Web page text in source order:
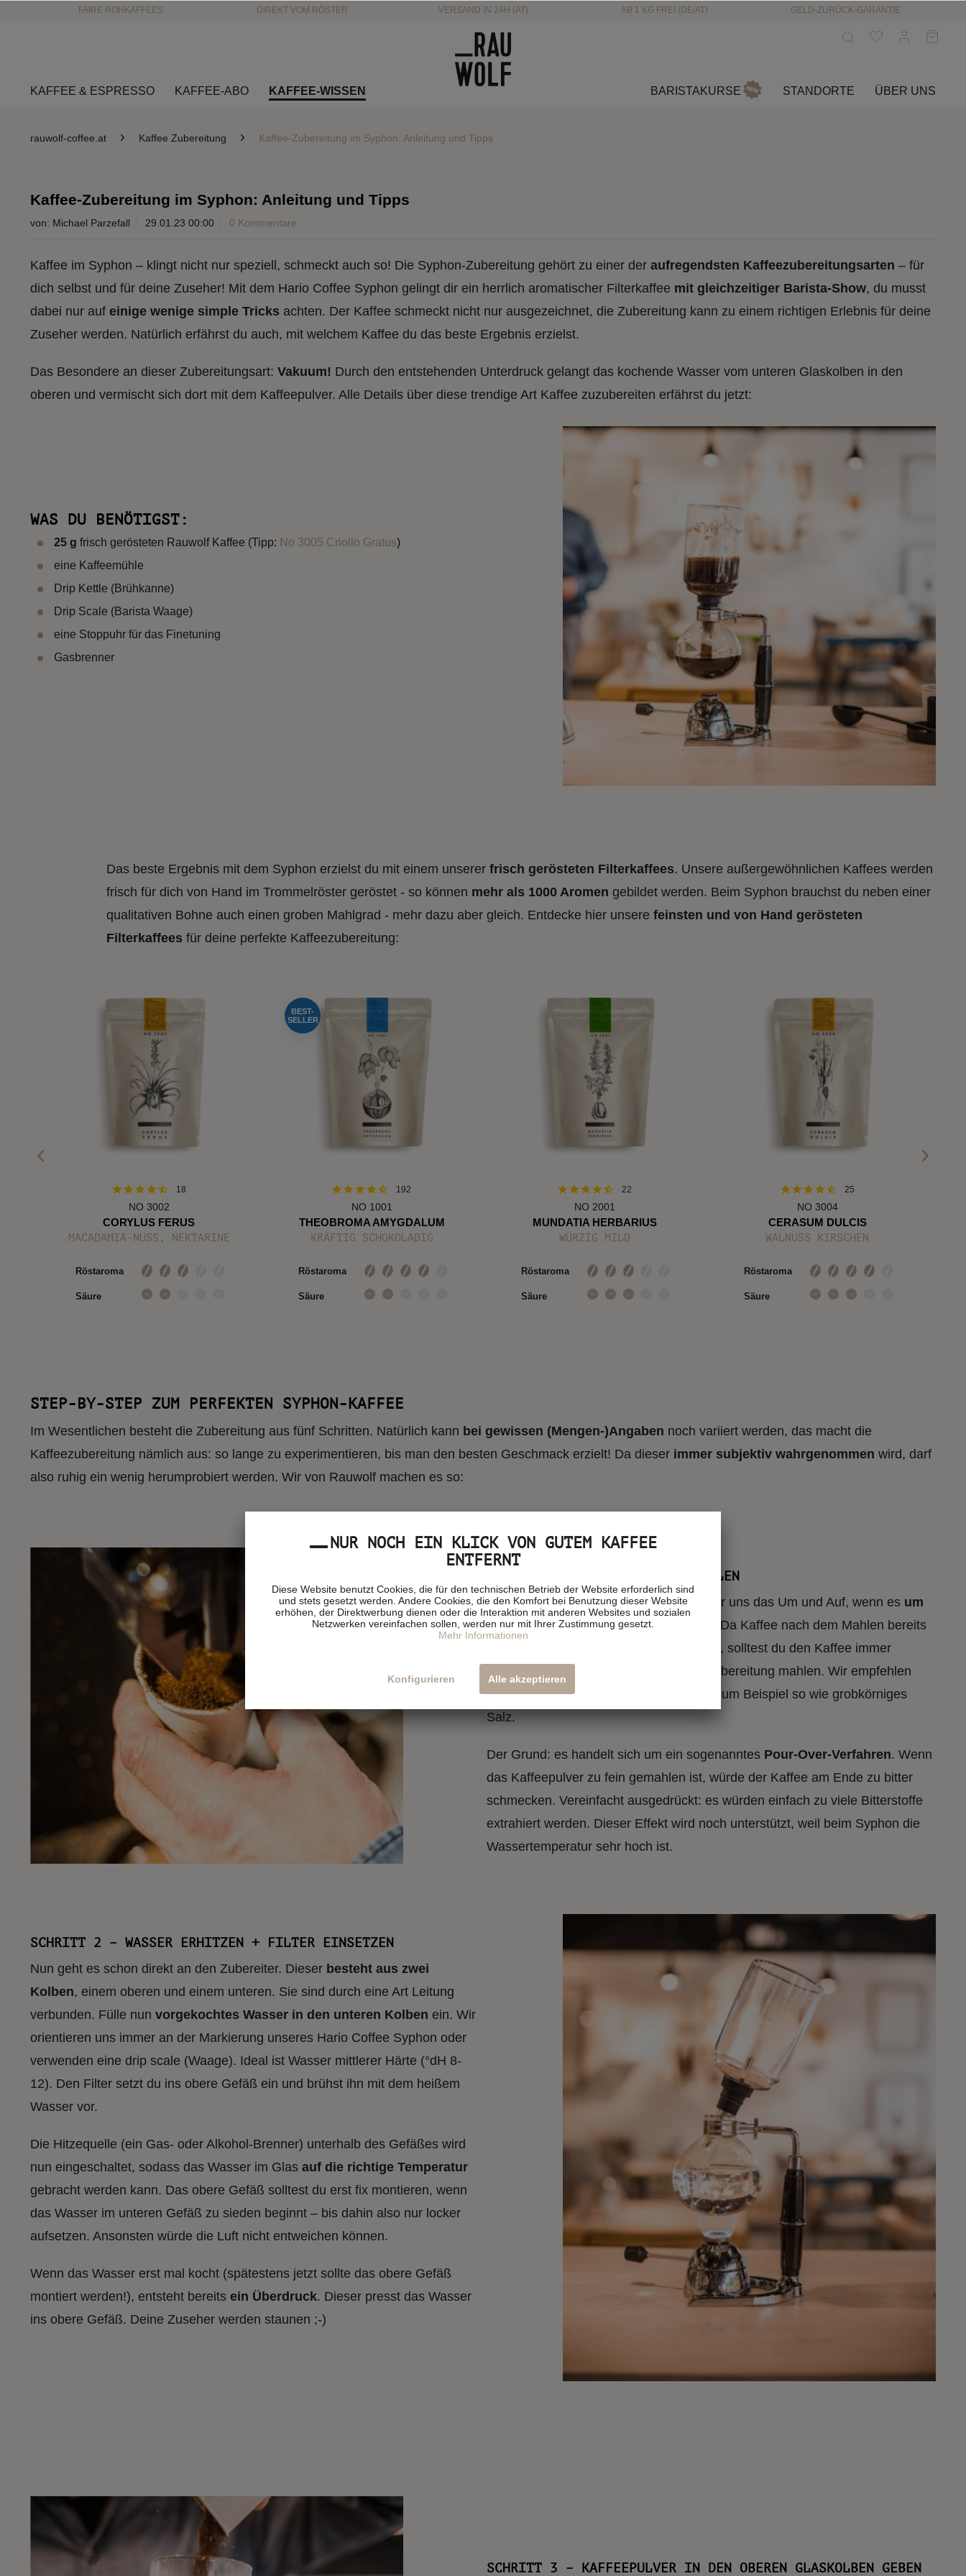
FAIRE ROHKAFFEES DIREKT VOM RÖSTER VERSAND IN 24H (AT) AB 1 KG FREI (DE/AT) GELD-ZURÜCK-GARANTIE
KAFFEE & ESPRESSO KAFFEE-ABO KAFFEE-WISSEN BARISTAKURSE STANDORTE ÜBER UNS
rauwolf-coffee.at Kaffee Zubereitung Kaffee-Zubereitung im Syphon: Anleitung und Tipps
Kaffee-Zubereitung im Syphon: Anleitung und Tipps
von: Michael Parzefall 29.01.23 00:00 0 Kommentare
Kaffee im Syphon – klingt nicht nur speziell, schmeckt auch so! Die Syphon-Zubereitung gehört zu einer der aufregendsten Kaffeezubereitungsarten – für
dich selbst und für deine Zuseher! Mit dem Hario Coffee Syphon gelingt dir ein herrlich aromatischer Filterkaffee mit gleichzeitiger Barista-Show, du musst
dabei nur auf einige wenige simple Tricks achten. Der Kaffee schmeckt nicht nur ausgezeichnet, die Zubereitung kann zu einem richtigen Erlebnis für deine
Zuseher werden. Natürlich erfährst du auch, mit welchem Kaffee du das beste Ergebnis erzielst.
Das Besondere an dieser Zubereitungsart: Vakuum! Durch den entstehenden Unterdruck gelangt das kochende Wasser vom unteren Glaskolben in den
oberen und vermischt sich dort mit dem Kaffeepulver. Alle Details über diese trendige Art Kaffee zuzubereiten erfährst du jetzt:
WAS DU BENÖTIGST:
25 g frisch gerösteten Rauwolf Kaffee (Tipp: No 3005 Criollo Gratus)
eine Kaffeemühle
Drip Kettle (Brühkanne)
Drip Scale (Barista Waage)
eine Stoppuhr für das Finetuning
Gasbrenner
STEP-BY-STEP ZUM PERFEKTEN SYPHON-KAFFEE
Im Wesentlichen besteht die Zubereitung aus fünf Schritten. Natürlich kann bei gewissen (Mengen-)Angaben noch variiert werden, das macht die
Kaffeezubereitung nämlich aus: so lange zu experimentieren, bis man den besten Geschmack erzielt! Da dieser immer subjektiv wahrgenommen wird, darf
also ruhig ein wenig herumprobiert werden. Wir von Rauwolf machen es so:
SCHRITT 1 – KAFFEE FRISCH MAHLEN
Ein frisch gemahlenes Kaffeepulver ist für uns das Um und Auf, wenn es um
außergewöhnlichen Geschmack
geht. Da Kaffee nach dem Mahlen bereits
nach kurzer Zeit wichtige Aromen verliert, solltest du den Kaffee immer
portionsweise und unmittelbar vor der Zubereitung mahlen. Wir empfehlen
dir,einen groben Mahlgrad
zu wählen, zum Beispiel so wie grobkörniges
Salz.
Der Grund: es handelt sich um ein sogenanntes Pour-Over-Verfahren. Wenn
das Kaffeepulver zu fein gemahlen ist, würde der Kaffee am Ende zu bitter
schmecken. Vereinfacht ausgedrückt: es würden einfach zu viele Bitterstoffe
extrahiert werden. Dieser Effekt wird noch unterstützt, weil beim Syphon die
Wassertemperatur sehr hoch ist.
SCHRITT 2 – WASSER ERHITZEN + FILTER EINSETZEN
Nun geht es schon direkt an den Zubereiter. Dieser besteht aus zwei
Kolben, einem oberen und einem unteren. Sie sind durch eine Art Leitung
verbunden. Fülle nun vorgekochtes Wasser in den unteren Kolben ein. Wir
orientieren uns immer an der Markierung unseres Hario Coffee Syphon oder
verwenden eine drip scale (Waage). Ideal ist Wasser mittlerer Härte (°dH 8-
12). Den Filter setzt du ins obere Gefäß ein und brühst ihn mit dem heißem
Wasser vor.
Die Hitzequelle (ein Gas- oder Alkohol-Brenner) unterhalb des Gefäßes wird
nun eingeschaltet, sodass das Wasser im Glas auf die richtige Temperatur
gebracht werden kann. Das obere Gefäß solltest du erst fix montieren, wenn
das Wasser im unteren Gefäß zu sieden beginnt – bis dahin also nur locker
aufsetzen. Ansonsten würde die Luft nicht entweichen können.
Wenn das Wasser erst mal kocht (spätestens jetzt sollte das obere Gefäß
montiert werden!), entsteht bereits ein Überdruck. Dieser presst das Wasser
ins obere Gefäß. Deine Zuseher werden staunen ;-)
SCHRITT 3 – KAFFEEPULVER IN DEN OBEREN GLASKOLBEN GEBEN
18
NO 3002
CORYLUS FERUS
MACADAMIA-NUSS, NEKTARINE
Röstaroma
Säure
BEST-
SELLER
192
NO 1001
THEOBROMA AMYGDALUM
KRÄFTIG SCHOKOLADIG
Röstaroma
Säure
22
NO 2001
MUNDATIA HERBARIUS
WÜRZIG MILD
Röstaroma
Säure
25
NO 3004
CERASUM DULCIS
WALNUSS KIRSCHEN
Röstaroma
Säure
Das beste Ergebnis mit dem Syphon erzielst du mit einem unserer frisch gerösteten Filterkaffees. Unsere außergewöhnlichen Kaffees werden
frisch für dich von Hand im Trommelröster geröstet - so können mehr als 1000 Aromen gebildet werden. Beim Syphon brauchst du neben einer
qualitativen Bohne auch einen groben Mahlgrad - mehr dazu aber gleich. Entdecke hier unsere feinsten und von Hand gerösteten
Filterkaffees für deine perfekte Kaffeezubereitung:
NUR NOCH EIN KLICK VON GUTEM KAFFEE
ENTFERNT
Diese Website benutzt Cookies, die für den technischen Betrieb der Website erforderlich sind
und stets gesetzt werden. Andere Cookies, die den Komfort bei Benutzung dieser Website
erhöhen, der Direktwerbung dienen oder die Interaktion mit anderen Websites und sozialen
Netzwerken vereinfachen sollen, werden nur mit Ihrer Zustimmung gesetzt.
Mehr Informationen
Konfigurieren Alle akzeptieren
Du kennst RAUWOLF noch nicht?
Jetzt Code für10% Neukunden-Rabatt**
kopieren und direkt mit
deinem ersten Einkauf einlösen:
Code:welcome10
1 KG frachtfrei (DE & AT)
Schmeckt oder